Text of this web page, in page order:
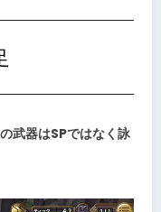
武器はSPではなく詠